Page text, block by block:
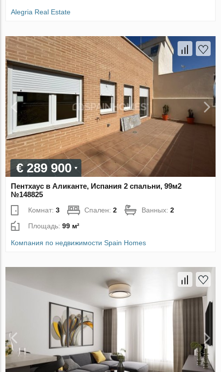
Alegria Real Estate
€ 289 900
Пентхаус в Аликанте, Испания 2 спальни, 99м2
№148825
Комнат:3 Спален:2 Ванных:2
Площадь:99 м²
Компания по недвижимости Spain Homes